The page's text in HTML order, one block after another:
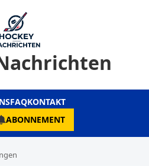
FAQKONTAKT
ABONNEMENT